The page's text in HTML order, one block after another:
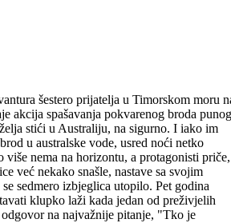
šestero prijatelja u Timorskom moru
akcija spašavanja pokvarenog broda punog
stići u Australiju, na sigurno. I iako im
u australske vode, usred noći netko
više nema na horizontu, a protagonisti priče,
već nekako snašle, nastave sa svojim
sedmero izbjeglica utopilo. Pet godina
klupko laži kada jedan od preživjelih
na najvažnije pitanje, "Tko je